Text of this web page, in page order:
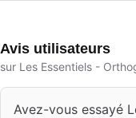
Avis utilisateurs
sur Les Essentiels -
Avez-vous essayé